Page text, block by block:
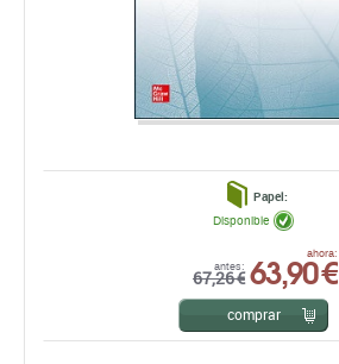
Papel:
antes:
67,26 €
ahora:
63,90 €
Disponible
comprar